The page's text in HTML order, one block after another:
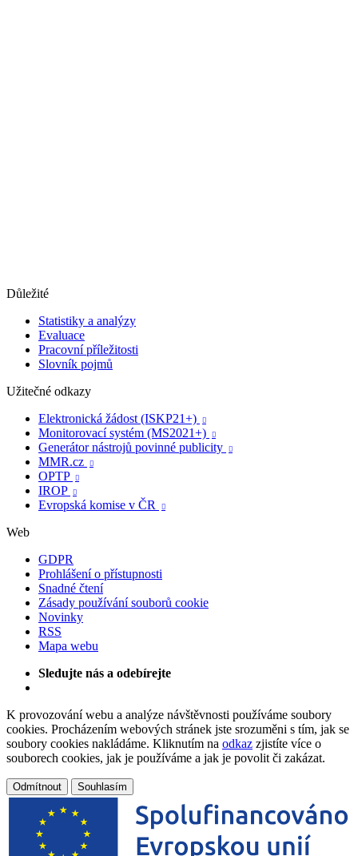
Důležité
Statistiky a analýzy
Evaluace
Pracovní příležitosti
Slovník pojmů
Užitečné odkazy
Elektronická žádost (ISKP21+)

Monitorovací systém (MS2021+) 
Generátor nástrojů povinné publicity 
MMR.cz 
OPTP 
IROP 
Evropská komise v ČR 
Web
GDPR
Prohlášení o přístupnosti
Snadné čtení
Zásady používání souborů cookie
Novinky
RSS
Mapa webu
Sledujte nás a odebírejte
K provozování webu a analýze návštěvnosti používáme soubory
cookies. Procházením webových stránek jste srozuměni s tím, jak se
soubory cookies nakládáme. Kliknutím na odkaz zjistíte více o
souborech cookies, jak je používáme a jak je povolit či zakázat.
Odmítnout Souhlasím